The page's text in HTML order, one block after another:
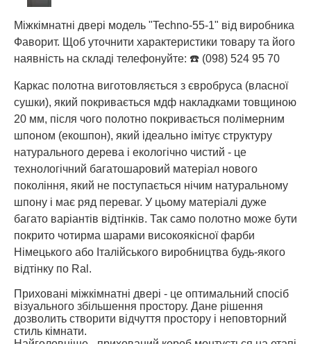
Міжкімнатні двері модель "Techno-55-1" від виробника
Фаворит. Щоб уточнити характеристики товару та його
наявність на складі телефонуйте: ☎️ (098) 524 95 70
Каркас полотна виготовляється з євробруса (власної
сушки), який покривається мдф накладками товщиною
20 мм, після чого полотно покривається полімерним
шпоном (екошпон), який ідеально імітує структуру
натурального дерева і екологічно чистий - це
технологічний багатошаровий матеріал нового
покоління, який не поступається нічим натуральному
шпону і має ряд переваг. У цьому матеріалі дуже
багато варіантів відтінків. Так само полотно може бути
покрито чотирма шарами високоякісної фарби
Німецького або Італійського виробництва будь-якого
відтінку по Ral.
Приховані міжкімнатні двері - це оптимальний спосіб
візуального збільшення простору. Дане рішення
дозволить створити відчуття простору і неповторний
стиль кімнати.